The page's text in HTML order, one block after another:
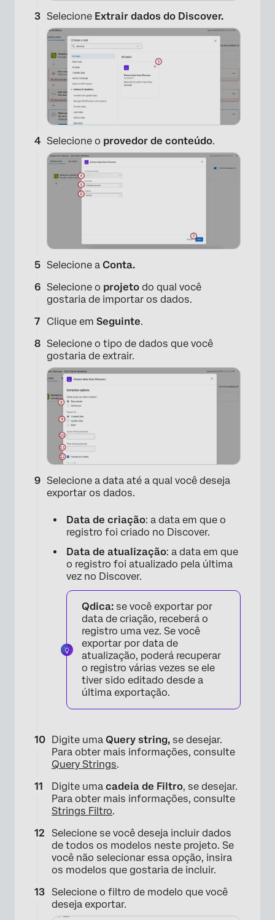
×
Selecione Extrair dados do Discover.
Selecione o provedor de conteúdo.
×
Selecione a Conta.
Selecione o projeto do qual você
gostaria de importar os dados.
Clique em Seguinte.
Selecione o tipo de dados que você
gostaria de extrair.
×
Selecione a data até a qual você deseja
exportar os dados.
Data de criação: a data em que o
registro foi criado no Discover.
Data de atualização: a data em que
o registro foi atualizado pela última
vez no Discover.
Qdica: se você exportar por
data de criação, receberá o
registro uma vez. Se você
exportar por data de
atualização, poderá recuperar
o registro várias vezes se ele
tiver sido editado desde a
última exportação.
Digite uma Query string, se desejar.
Para obter mais informações, consulte
Query Strings.
Digite uma cadeia de Filtro, se desejar.
Para obter mais informações, consulte
Strings Filtro.
Selecione se você deseja incluir dados
de todos os modelos neste projeto. Se
você não selecionar essa opção, insira
os modelos que gostaria de incluir.
Selecione o filtro de modelo que você
deseja exportar.